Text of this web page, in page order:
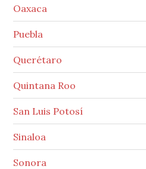
Oaxaca
Puebla
Querétaro
Quintana Roo
San Luis Potosí
Sinaloa
Sonora